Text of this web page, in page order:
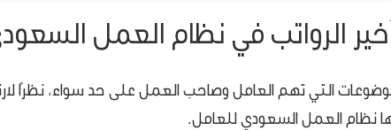
الرواتب في نظام العمل
التي تهم العامل وصاحب العمل على حد سواء، نظرًا
نظام العمل السعودي للعامل.